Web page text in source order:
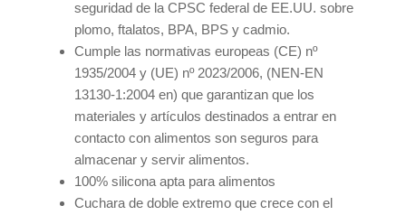
seguridad de la CPSC federal de EE.UU. sobre
plomo, ftalatos, BPA, BPS y cadmio.
Cumple las normativas europeas (CE) nº
1935/2004 y (UE) nº 2023/2006, (NEN-EN
13130-1:2004 en) que garantizan que los
materiales y artículos destinados a entrar en
contacto con alimentos son seguros para
almacenar y servir alimentos.
100% silicona apta para alimentos
Cuchara de doble extremo que crece con el